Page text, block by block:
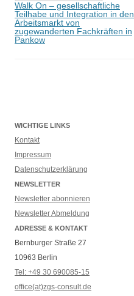
Beitragsnavigation
Walk On – gesellschaftliche
Teilhabe und Integration in den
Arbeitsmarkt von
zugewanderten Fachkräften in
Pankow
WICHTIGE LINKS
Kontakt
Impressum
Datenschutzerklärung
NEWSLETTER
Newsletter abonnieren
Newsletter Abmeldung
ADRESSE & KONTAKT
Bernburger Straße 27
10963 Berlin
Tel: +49 30 690085-15
office(at)zgs-consult.de